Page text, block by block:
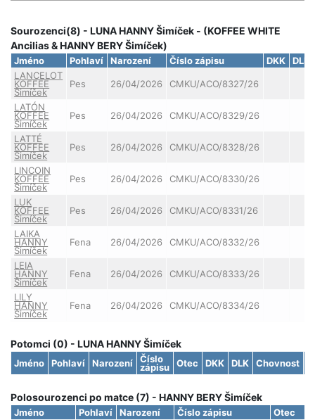
Sourozenci(8) - LUNA HANNY Šimíček - (KOFFEE WHITE
Ancilias & HANNY BERY Šimíček)
Jméno Pohlaví Narození Číslo zápisu DKK
DLK
LANCELOT
KOFFEE
Šimíček
Pes 26/04/2026 CMKU/ACO/8327/26
LATÓN
KOFFEE
Šimíček
Pes 26/04/2026 CMKU/ACO/8329/26
LATTÉ
KOFFEE
Šimíček
Pes 26/04/2026 CMKU/ACO/8328/26
LINCOIN
KOFFEE
Šimíček
Pes 26/04/2026 CMKU/ACO/8330/26
LUK
KOFFEE
Šimíček
Pes 26/04/2026 CMKU/ACO/8331/26
LAIKA
HANNY
Šimíček
Fena 26/04/2026 CMKU/ACO/8332/26
LEIA
HANNY
Šimíček
Fena 26/04/2026 CMKU/ACO/8333/26
LILY
HANNY
Šimíček
Fena 26/04/2026 CMKU/ACO/8334/26
Potomci (0) - LUNA HANNY Šimíček
Jméno Pohlaví Narození Číslo
zápisu Otec DKK DLK Chovnost
Polosourozenci po matce (7) - HANNY BERY Šimíček
Jméno Pohlaví Narození Číslo zápisu Otec